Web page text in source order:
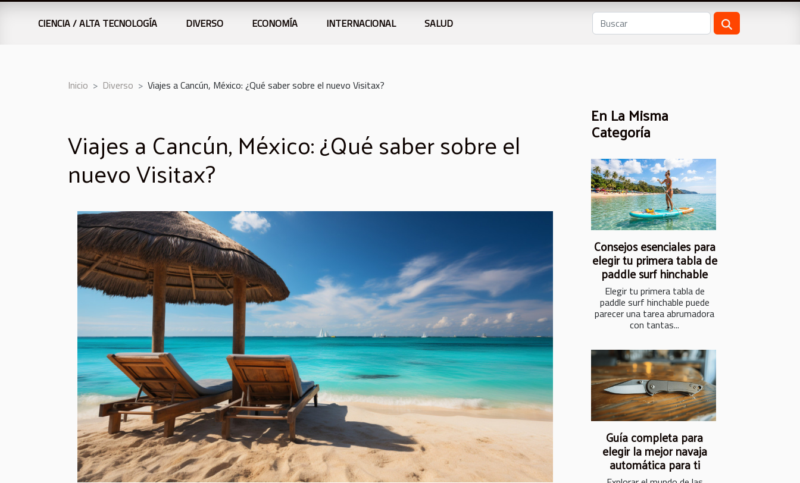
CIENCIA / ALTA TECNOLOGÍA DIVERSO ECONOMÍA INTERNACIONAL SALUD
Inicio Diverso Viajes a Cancún, México: ¿Qué saber sobre el nuevo Visitax?
Viajes a Cancún, México: ¿Qué saber sobre el
nuevo Visitax?
En La Misma
Categoría
Consejos esenciales para
elegir tu primera tabla de
paddle surf hinchable
Elegir tu primera tabla de
paddle surf hinchable puede
parecer una tarea abrumadora
con tantas...
Guía completa para
elegir la mejor navaja
automática para ti